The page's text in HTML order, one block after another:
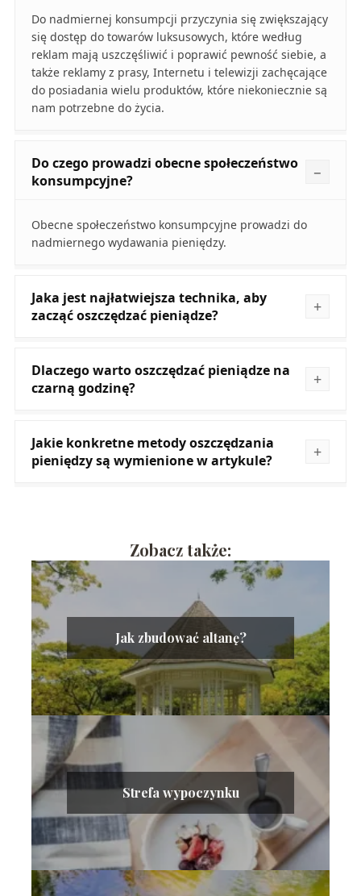
Do nadmiernej konsumpcji przyczynia się zwiększający
się dostęp do towarów luksusowych, które według
reklam mają uszczęśliwić i poprawić pewność siebie, a
także reklamy z prasy, Internetu i telewizji zachęcające
do posiadania wielu produktów, które niekoniecznie są
nam potrzebne do życia.
Do czego prowadzi obecne społeczeństwo
konsumpcyjne?
Obecne społeczeństwo konsumpcyjne prowadzi do
nadmiernego wydawania pieniędzy.
Jaka jest najłatwiejsza technika, aby
zacząć oszczędzać pieniądze?
Dlaczego warto oszczędzać pieniądze na
czarną godzinę?
Jakie konkretne metody oszczędzania
pieniędzy są wymienione w artykule?
Zobacz także:
Jak zbudować altanę?
Strefa wypoczynku